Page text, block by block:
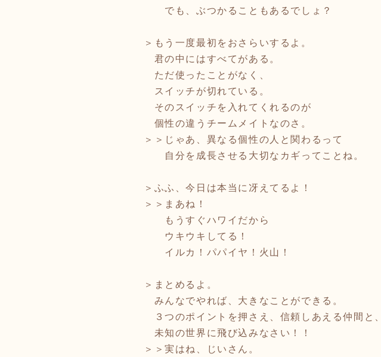
でも、ぶつかることもあるでしょ？
＞もう一度最初をおさらいするよ。
君の中にはすべてがある。
ただ使ったことがなく、
スイッチが切れている。
そのスイッチを入れてくれるのが
個性の違うチームメイトなのさ。
＞＞じゃあ、異なる個性の人と関わるって
自分を成長させる大切なカギってことね。
＞ふふ、今日は本当に冴えてるよ！
＞＞まあね！
もうすぐハワイだから
ウキウキしてる！
イルカ！パパイヤ！火山！
＞まとめるよ。
みんなでやれば、大きなことができる。
３つのポイントを押さえ、信頼しあえる仲間と、
未知の世界に飛び込みなさい！！
＞＞実はね、じいさん。